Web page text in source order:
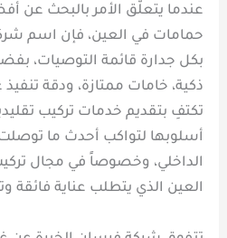
عندما يتعلّق الأمر بالبحث عن
حمامات في العين، فإن اسم
بكل جدارة قائمة التوصيات،
ذكية، خامات ممتازة، ودقة
تكتفِ بتقديم خدمات تركيب
أسلوبها لتواكب أحدث ما
الداخلي، وخصوصاً في مجال
العين الذي يتطلب عناية فائقة